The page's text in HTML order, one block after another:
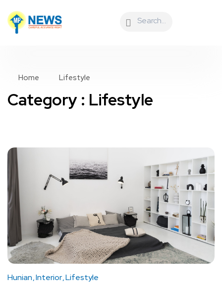
Home Lifestyle
Category : Lifestyle
Hunian Interior Lifestyle